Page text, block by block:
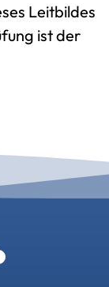
Leitbildes
ist der